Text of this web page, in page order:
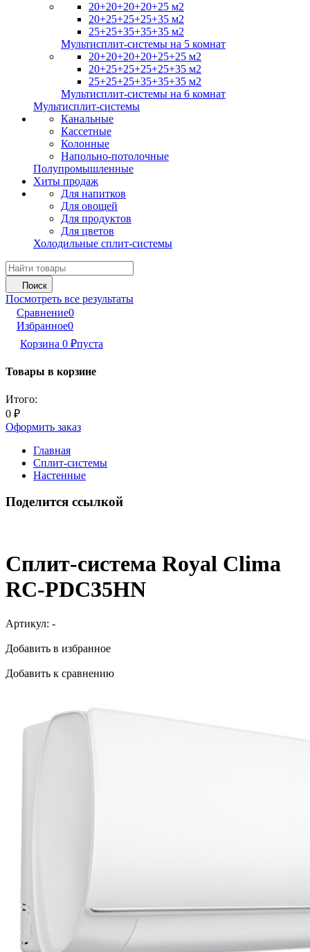
20+20+20+20+25 м2
20+25+25+25+35 м2
25+25+35+35+35 м2
Мультисплит-системы на 5 комнат
20+20+20+20+25+25 м2
20+25+25+25+25+35 м2
25+25+25+35+35+35 м2
Мультисплит-системы на 6 комнат
Мультисплит-системы
Канальные
Кассетные
Колонные
Напольно-потолочные
Полупромышленные
Хиты продаж
Для напитков
Для овощей
Для продуктов
Для цветов
Холодильные сплит-системы
Поиск
Посмотреть все результаты
Сравнение0
Избранное0
Корзина 0 ₽пуста
Товары в корзине
Итого:
0 ₽
Оформить заказ
Главная
Сплит-системы
Настенные
Поделится ссылкой
Сплит-система Royal Clima
RC-PDC35HN
Артикул: -
Добавить в избранное
Добавить к сравнению